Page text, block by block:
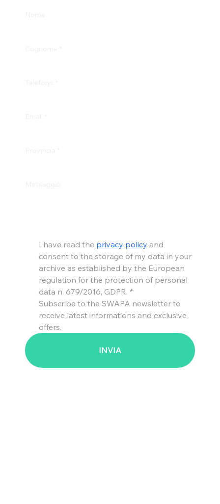
I have read the privacy policy and
consent to the storage of my data in your
archive as established by the European
regulation for the protection of personal
data n. 679/2016, GDPR. *
Subscribe to the SWAPA newsletter to
receive latest informations and exclusive
offers.
INVIA